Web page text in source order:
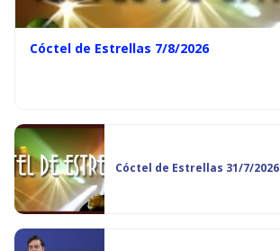
Cóctel de Estrellas 7/8/2026
Cóctel de Estrellas 31/7/2026